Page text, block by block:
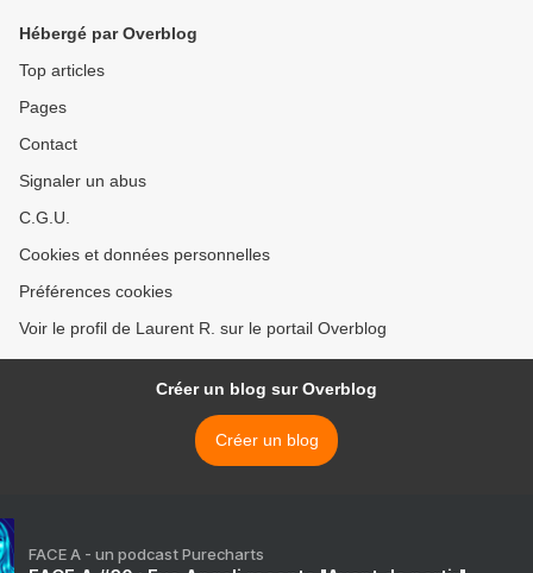
Hébergé par Overblog
Top articles
Pages
Contact
Signaler un abus
C.G.U.
Cookies et données personnelles
Préférences cookies
Voir le profil de Laurent R. sur le portail Overblog
Créer un blog sur Overblog
Créer un blog
FACE A - un podcast Purecharts